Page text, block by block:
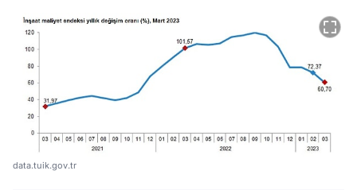
data.tuik.gov.tr